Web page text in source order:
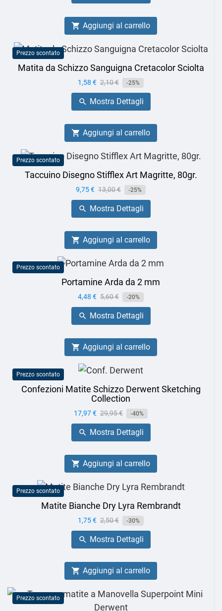
 Aggiungi al carrello
Prezzo scontato
Matita da Schizzo Sanguigna Cretacolor Sciolta
Prezzo
1,58 € Prezzo
base
2,10 € -25%
 Mostra Dettagli
 Aggiungi al carrello
Prezzo scontato
Taccuino Disegno Stifflex Art Magritte, 80gr.
Prezzo
9,75 € Prezzo
base
13,00 € -25%
 Mostra Dettagli
 Aggiungi al carrello
Prezzo scontato
Portamine Arda da 2 mm
Prezzo
4,48 € Prezzo
base
5,60 € -20%
 Mostra Dettagli
 Aggiungi al carrello
Prezzo scontato
Confezioni Matite Schizzo Derwent Sketching
Collection
Prezzo
17,97 € Prezzo
base
29,95 € -40%
 Mostra Dettagli
 Aggiungi al carrello
Prezzo scontato
Matite Bianche Dry Lyra Rembrandt
Prezzo
1,75 € Prezzo
base
2,50 € -30%
 Mostra Dettagli
 Aggiungi al carrello
Prezzo scontato